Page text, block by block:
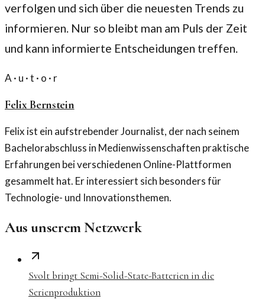
verfolgen und sich über die neuesten Trends zu
informieren. Nur so bleibt man am Puls der Zeit
und kann informierte Entscheidungen treffen.
A · u · t · o · r
Felix Bernstein
Felix ist ein aufstrebender Journalist, der nach seinem
Bachelorabschluss in Medienwissenschaften praktische
Erfahrungen bei verschiedenen Online-Plattformen
gesammelt hat. Er interessiert sich besonders für
Technologie- und Innovationsthemen.
Aus unserem Netzwerk
Svolt bringt Semi-Solid-State-Batterien in die
Serienproduktion